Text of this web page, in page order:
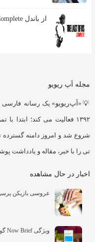
از باندل The Last of Us Complete رونمایی شد
مجله اَپ ریویو
💡« اَپ‌ریویو» یک رسانه فارسی
۱۳۹۲ فعالیت می کند؛ ابتدا
شروع شد و امروز دامنه
تی را با خبر، مقاله و یادداشت
اخبار در حال مشاهده
عروسی بازیکن
ویژگی Now Brief گوشی‌های سامسونگ چند آپدیت مهم دریافت کرد